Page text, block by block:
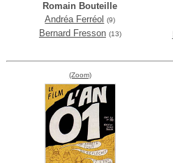
Romain Bouteille
Andréa Ferréol
(9)
Bernard Fresson (13)
(Zoom)